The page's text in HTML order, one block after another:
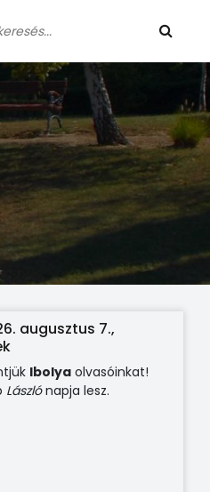
augusztus 7.,
Ibolya olvasóinkat!
Lászlónapja lesz.